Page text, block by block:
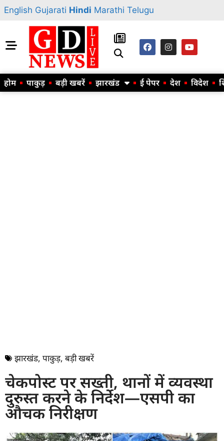
English Gujarati Hindi Marathi Telugu
होम पाकुड़ बड़ी खबरें झारखंड ई पेपर देश विदेश
झारखंड, पाकुड़, बड़ी खबरें
चेकपोस्ट पर सख्ती, थानों में व्यवस्था
दुरुस्त करने के निर्देश—एसपी का
औचक निरीक्षण